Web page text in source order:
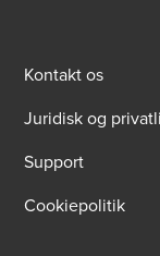
Kontakt os
Juridisk og
Support
Cookiepolitik